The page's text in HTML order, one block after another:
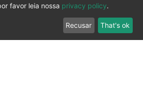
favor leia nossa privacy policy.
Recusar That's ok